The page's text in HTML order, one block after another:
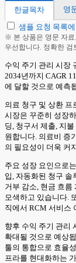
한글목차
영
샘플 요청 목록
※ 본 상품은 영문 자료
우선합니다. 정확한
수익 주기 관리 시장
2034년까지 CAGR
에 달할 것으로 예측
의료 청구 및 상환
시장은 꾸준히 성장
딩, 청구서 제출, 지
원합니다. 의료비 증
의 필요성이 더욱 커
주요 성장 요인으로
입, 자동화된 청구 솔
거부 감소, 현금 흐름
모색하고 있습니다.
직에서 RCM 서비스
향후 수익 주기 관리
확대될 것으로 예상
툴의 통합으로 효율
프라를 현대화하는